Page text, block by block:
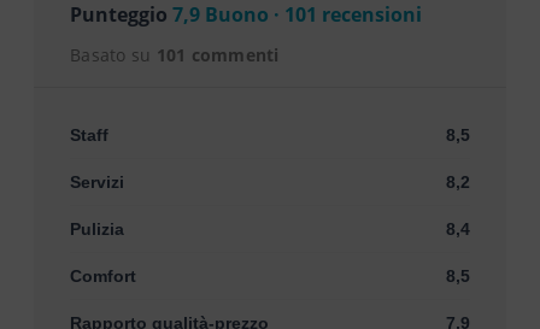
Punteggio 7,9 Buono · 101 recensioni
Basato su 101 commenti
Staff 8,5
Servizi 8,2
Pulizia 8,4
Comfort 8,5
Rapporto qualità-prezzo 7,9